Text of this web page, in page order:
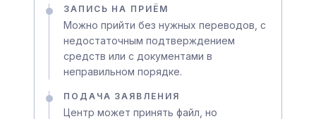
ЗАПИСЬ НА ПРИЁМ
Можно прийти без нужных переводов, с
недостаточным подтверждением
средств или с документами в
неправильном порядке.
ПОДАЧА ЗАЯВЛЕНИЯ
Центр может принять файл, но